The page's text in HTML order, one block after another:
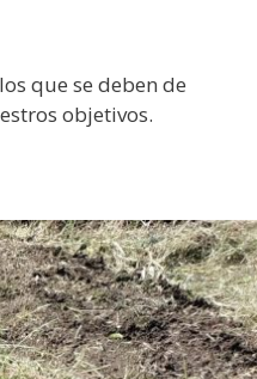
que se deben de
objetivos.